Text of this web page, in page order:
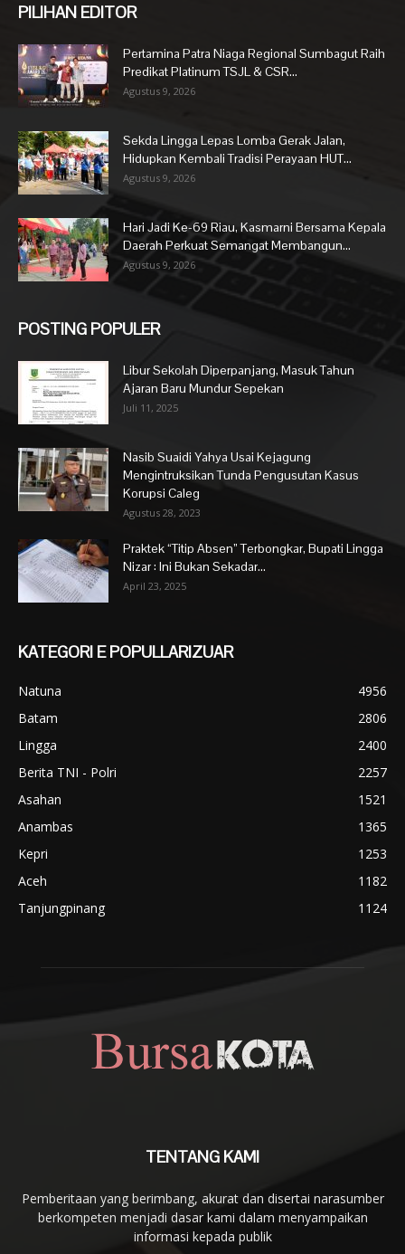
PILIHAN EDITOR
Pertamina Patra Niaga Regional Sumbagut Raih
Predikat Platinum TSJL & CSR...
Agustus 9, 2026
Sekda Lingga Lepas Lomba Gerak Jalan,
Hidupkan Kembali Tradisi Perayaan HUT...
Agustus 9, 2026
Hari Jadi Ke-69 Riau, Kasmarni Bersama Kepala
Daerah Perkuat Semangat Membangun...
Agustus 9, 2026
POSTING POPULER
Libur Sekolah Diperpanjang, Masuk Tahun
Ajaran Baru Mundur Sepekan
Juli 11, 2025
Nasib Suaidi Yahya Usai Kejagung
Mengintruksikan Tunda Pengusutan Kasus
Korupsi Caleg
Agustus 28, 2023
Praktek “Titip Absen” Terbongkar, Bupati Lingga
Nizar : Ini Bukan Sekadar...
April 23, 2025
KATEGORI E POPULLARIZUAR
Natuna
4956
Batam
2806
Lingga
2400
Berita TNI - Polri
2257
Asahan
1521
Anambas
1365
Kepri
1253
Aceh
1182
Tanjungpinang
1124
TENTANG KAMI
Pemberitaan yang berimbang, akurat dan disertai narasumber
berkompeten menjadi dasar kami dalam menyampaikan
informasi kepada publik